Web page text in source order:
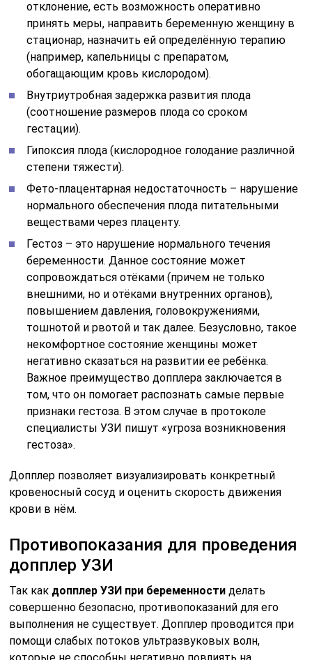
отклонение, есть возможность оперативно
принять меры, направить беременную женщину в
стационар, назначить ей определённую терапию
(например, капельницы с препаратом,
обогащающим кровь кислородом).
Внутриутробная задержка развития плода
(соотношение размеров плода со сроком
гестации).
Гипоксия плода (кислородное голодание различной
степени тяжести).
Фето-плацентарная недостаточность – нарушение
нормального обеспечения плода питательными
веществами через плаценту.
Гестоз – это нарушение нормального течения
беременности. Данное состояние может
сопровождаться отёками (причем не только
внешними, но и отёками внутренних органов),
повышением давления, головокружениями,
тошнотой и рвотой и так далее. Безусловно, такое
некомфортное состояние женщины может
негативно сказаться на развитии ее ребёнка.
Важное преимущество допплера заключается в
том, что он помогает распознать самые первые
признаки гестоза. В этом случае в протоколе
специалисты УЗИ пишут «угроза возникновения
гестоза».
Допплер позволяет визуализировать конкретный
кровеносный сосуд и оценить скорость движения
крови в нём.
Противопоказания для проведения
допплер УЗИ
Так как допплер УЗИ при беременности делать
совершенно безопасно, противопоказаний для его
выполнения не существует. Допплер проводится при
помощи слабых потоков ультразвуковых волн,